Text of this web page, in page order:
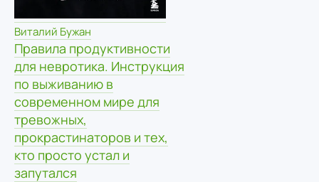
Виталий Бужан
Правила продуктивности
для невротика. Инструкция
по выживанию в
современном мире для
тревожных,
прокрастинаторов и тех,
кто просто устал и
запутался